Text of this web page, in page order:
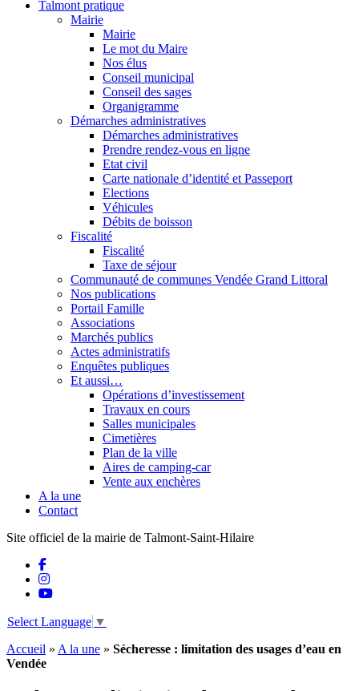
Talmont pratique
Mairie
Mairie
Le mot du Maire
Nos élus
Conseil municipal
Conseil des sages
Organigramme
Démarches administratives
Démarches administratives
Prendre rendez-vous en ligne
Etat civil
Carte nationale d’identité et Passeport
Elections
Véhicules
Débits de boisson
Fiscalité
Fiscalité
Taxe de séjour
Communauté de communes Vendée Grand Littoral
Nos publications
Portail Famille
Associations
Marchés publics
Actes administratifs
Enquêtes publiques
Et aussi…
Opérations d’investissement
Travaux en cours
Salles municipales
Cimetières
Plan de la ville
Aires de camping-car
Vente aux enchères
A la une
Contact
Site officiel de la mairie de Talmont-Saint-Hilaire
Select Language ▼
Accueil » A la une » Sécheresse : limitation des usages d’eau en
Vendée